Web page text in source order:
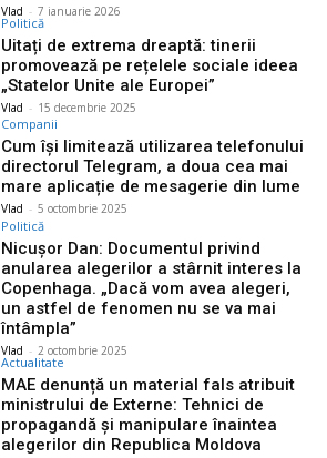
Vlad - 7 ianuarie 2026
Politică
Uitați de extrema dreaptă: tinerii
promovează pe rețelele sociale ideea
„Statelor Unite ale Europei”
Vlad - 15 decembrie 2025
Companii
Cum își limitează utilizarea telefonului
directorul Telegram, a doua cea mai
mare aplicație de mesagerie din lume
Vlad - 5 octombrie 2025
Politică
Nicușor Dan: Documentul privind
anularea alegerilor a stârnit interes la
Copenhaga. „Dacă vom avea alegeri,
un astfel de fenomen nu se va mai
întâmpla”
Vlad - 2 octombrie 2025
Actualitate
MAE denunță un material fals atribuit
ministrului de Externe: Tehnici de
propagandă și manipulare înaintea
alegerilor din Republica Moldova